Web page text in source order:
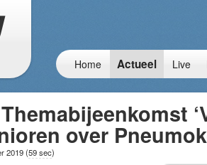
Home Actueel Live
over
2019(59 sec)